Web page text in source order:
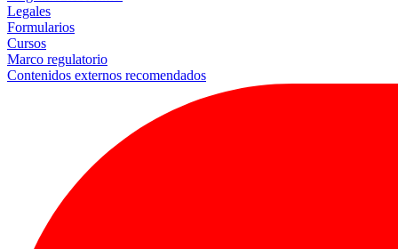
Legales
Formularios
Cursos
Marco regulatorio
Contenidos externos recomendados